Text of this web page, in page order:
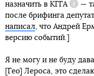
назначить в КГГА
—
после брифинга
написал, что Андрей
версию событий.]
Я не могу и не буду
[Гео] Лероса, это